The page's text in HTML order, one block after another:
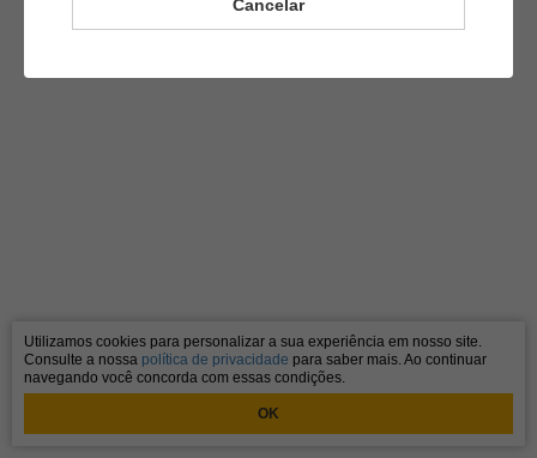
Cancelar
Utilizamos cookies para personalizar a sua experiência em nosso site.
Consulte a nossa política de privacidade para saber mais. Ao continuar
navegando você concorda com essas condições.
OK